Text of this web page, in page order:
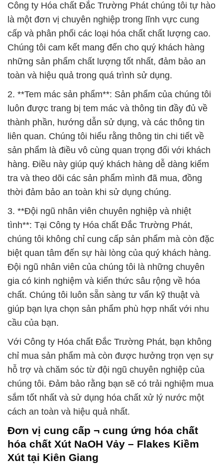
Công ty Hóa chất Đắc Trường Phát chúng tôi tự hào
là một đơn vị chuyên nghiệp trong lĩnh vực cung
cấp và phân phối các loại hóa chất chất lượng cao.
Chúng tôi cam kết mang đến cho quý khách hàng
những sản phẩm chất lượng tốt nhất, đảm bảo an
toàn và hiệu quả trong quá trình sử dụng.
2. **Tem mác sản phẩm**: Sản phẩm của chúng tôi
luôn được trang bị tem mác và thông tin đầy đủ về
thành phần, hướng dẫn sử dụng, và các thông tin
liên quan. Chúng tôi hiểu rằng thông tin chi tiết về
sản phẩm là điều vô cùng quan trọng đối với khách
hàng. Điều này giúp quý khách hàng dễ dàng kiểm
tra và theo dõi các sản phẩm mình đã mua, đồng
thời đảm bảo an toàn khi sử dụng chúng.
3. **Đội ngũ nhân viên chuyên nghiệp và nhiệt
tình**: Tại Công ty Hóa chất Đắc Trường Phát,
chúng tôi không chỉ cung cấp sản phẩm mà còn đặc
biệt quan tâm đến sự hài lòng của quý khách hàng.
Đội ngũ nhân viên của chúng tôi là những chuyên
gia có kinh nghiệm và kiến thức sâu rộng về hóa
chất. Chúng tôi luôn sẵn sàng tư vấn kỹ thuật và
giúp bạn lựa chọn sản phẩm phù hợp nhất với nhu
cầu của bạn.
Với Công ty Hóa chất Đắc Trường Phát, bạn không
chỉ mua sản phẩm mà còn được hưởng trọn vẹn sự
hỗ trợ và chăm sóc từ đội ngũ chuyên nghiệp của
chúng tôi. Đảm bảo rằng bạn sẽ có trải nghiệm mua
sắm tốt nhất và sử dụng hóa chất xử lý nước một
cách an toàn và hiệu quả nhất.
Đơn vị cung cấp ¬ cung ứng hóa chất
hóa chất Xút NaOH Vảy – Flakes Kiềm
Xút tại Kiên Giang